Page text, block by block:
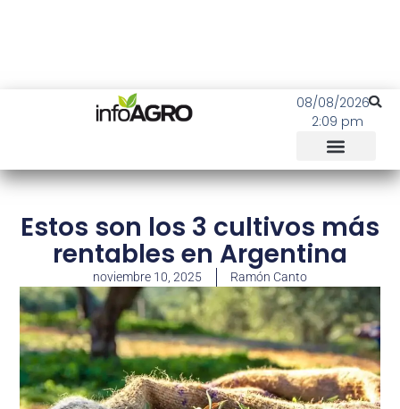
08/08/2026
2:09 pm
Estos son los 3 cultivos más
rentables en Argentina
noviembre 10, 2025 Ramón Canto